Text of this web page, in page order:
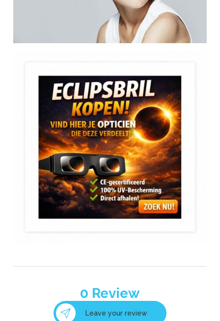
GUY LAROCHE eyewear
INAMI - opticien reconnu
IYOKO-INYAKE
0 Review
Leave your review